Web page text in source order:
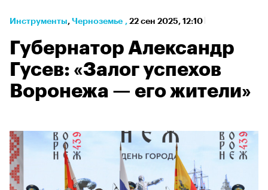
Инструменты⁠, Черноземье , 22 сен 2025, 12:10
Губернатор Александр
Гусев: «Залог успехов
Воронежа — его жители»